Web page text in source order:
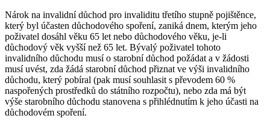
Nárok na invalidní důchod pro invaliditu třetího stupně pojištěnce,
který byl účasten důchodového spoření, zaniká dnem, kterým jeho
poživatel dosáhl věku 65 let nebo důchodového věku, je-li
důchodový věk vyšší než 65 let. Bývalý poživatel tohoto
invalidního důchodu musí o starobní důchod požádat a v žádosti
musí uvést, zda žádá starobní důchod přiznat ve výši invalidního
důchodu, který pobíral (pak musí souhlasit s převodem 60 %
naspořených prostředků do státního rozpočtu), nebo zda má být
výše starobního důchodu stanovena s přihlédnutím k jeho účasti na
důchodovém spoření.